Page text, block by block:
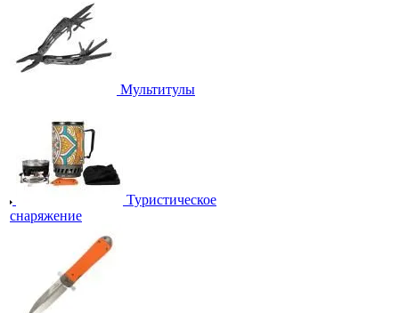
Мультитулы
Туристическое
снаряжение